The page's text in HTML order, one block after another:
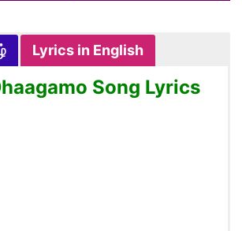
Lyrics in English
Song Lyrics